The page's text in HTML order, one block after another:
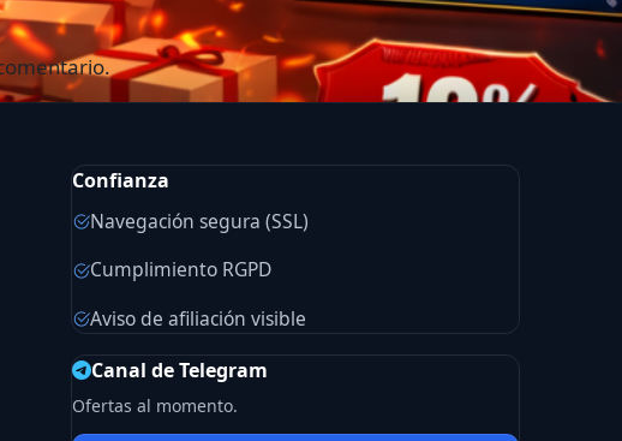
Confianza
Navegación segura (SSL)
Cumplimiento RGPD
Aviso de afiliación visible
Canal de Telegram
Ofertas al momento.